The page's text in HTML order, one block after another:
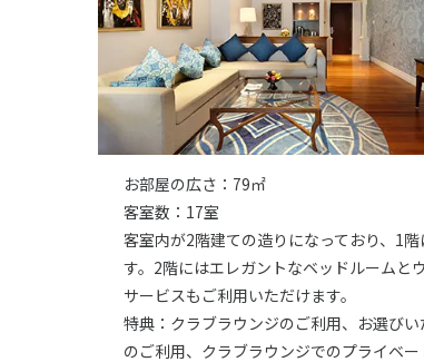
お部屋の広さ：79㎡
客室数：17室
客室内が2階建ての造りになっており、1
す。2階にはエレガントなベッドルームと
サービスもご利用いただけます。
特典：クラブラウンジのご利用、お選び
のご利用、クラブラウンジでのプライベ